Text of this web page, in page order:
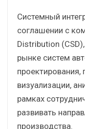
Системный
соглашении с
Distribution
рынке систем
визуализации,
рамках
развивать
производства.